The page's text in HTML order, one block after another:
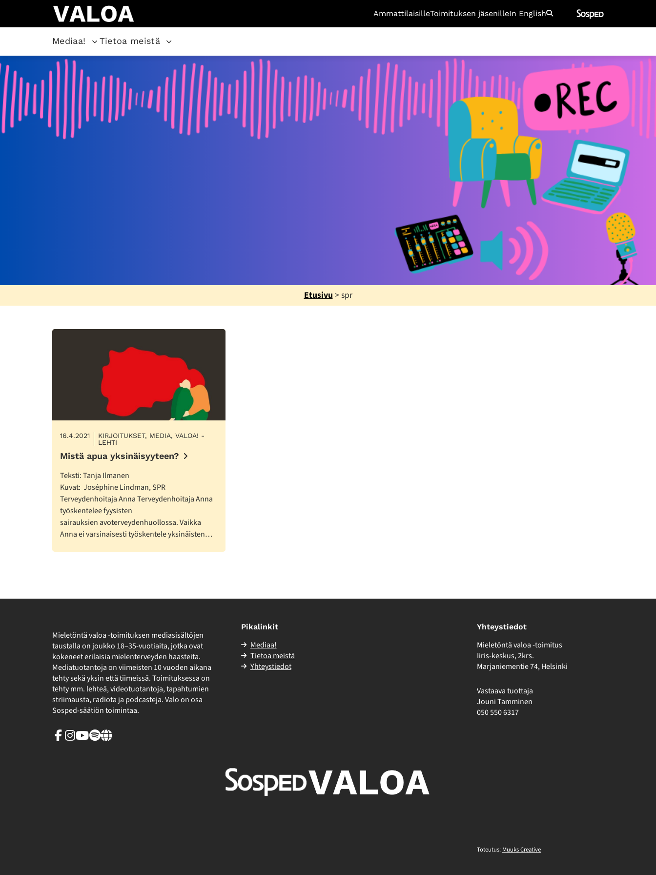
AmmattilaisilleToimituksen jäsenilleIn English Etsi
Mediaa! Tietoa meistä
Etusivu> spr
16.4.2021
KIRJOITUKSET, MEDIA, VALOA! -
LEHTI
Mistä apua yksinäisyyteen?
Teksti: Tanja Ilmanen
Kuvat: Joséphine Lindman, SPR
Terveydenhoitaja Anna Terveydenhoitaja Anna
työskentelee fyysisten
sairauksien avoterveydenhuollossa. Vaikka
Anna ei varsinaisesti työskentele yksinäisten…
Mieletöntä valoa -toimituksen mediasisältöjen
taustalla on joukko 18–35-vuotiaita, jotka ovat
kokeneet erilaisia mielenterveyden haasteita.
Mediatuotantoja on viimeisten 10 vuoden aikana
tehty sekä yksin että tiimeissä. Toimituksessa on
tehty mm. lehteä, videotuotantoja, tapahtumien
striimausta, radiota ja podcasteja. Valo on osa
Sosped-säätiön toimintaa.
Facebook
Instagram
Youtube
SpotifyLinkki
Pikalinkit
Mediaa!
Tietoa meistä
Yhteystiedot
Yhteystiedot
Mieletöntä valoa -toimitus
Iiris-keskus, 2krs.
Marjaniementie 74, Helsinki
Vastaava tuottaja
Jouni Tamminen
050 550 6317
Toteutus: Muuks Creative